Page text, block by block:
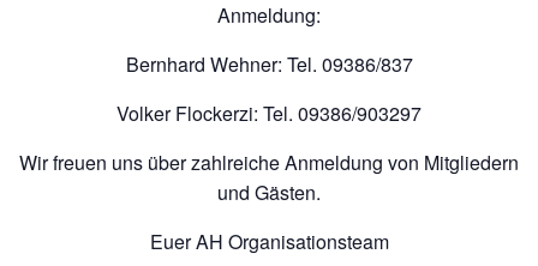
Anmeldung:
Bernhard Wehner: Tel. 09386/837
Volker Flockerzi: Tel. 09386/903297
Wir freuen uns über zahlreiche Anmeldung von Mitgliedern
und Gästen.
Euer AH Organisationsteam